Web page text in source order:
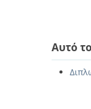
Αυτό